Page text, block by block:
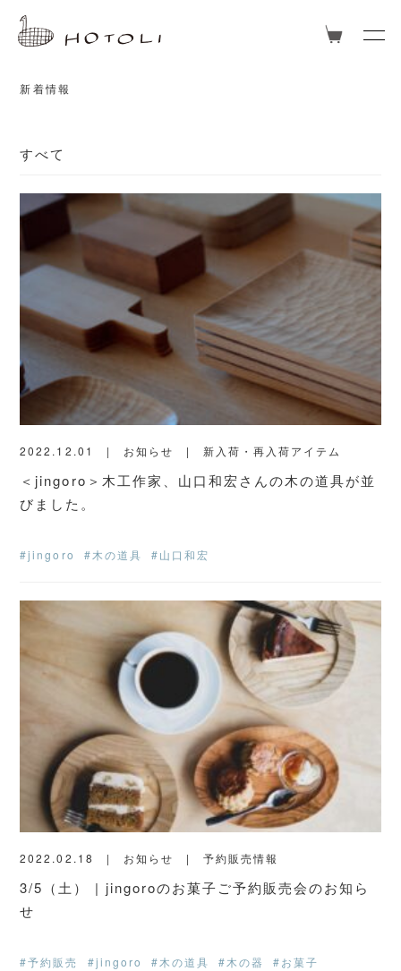
新着情報
すべて
2022.12.01 お知らせ 新入荷・再入荷アイテム
＜jingoro＞木工作家、山口和宏さんの木の道具が並
びました。
#jingoro #木の道具 #山口和宏
2022.02.18 お知らせ 予約販売情報
3/5（土） | jingoroのお菓子ご予約販売会のお知ら
せ
#予約販売 #jingoro #木の道具 #木の器
#お菓子